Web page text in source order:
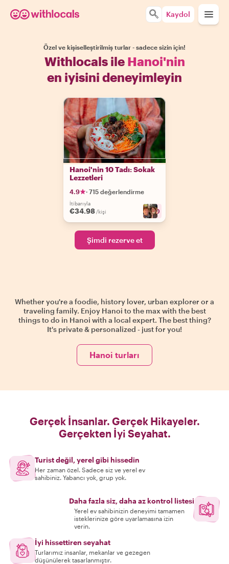
Kaydol
Özel ve kişiselleştirilmiş turlar - sadece sizin için!
Withlocals ile Hanoi'nin
en iyisini deneyimleyin
Hanoi'nin 10 Tadı: Sokak
Lezzetleri
4.9 · 715 değerlendirme
İtibarıyla
€34.98 /kişi +10
Şimdi rezerve et
Whether you're a foodie, history lover, urban explorer or a
traveling family. Enjoy Hanoi to the max with the best
things to do in Hanoi with a local expert. The best thing?
It's private & personalized - just for you!
Hanoi turları
Gerçek İnsanlar. Gerçek Hikayeler.
Gerçekten İyi Seyahat.
Turist değil, yerel gibi hissedin
Her zaman özel. Sadece siz ve yerel ev
sahibiniz. Yabancı yok, grup yok.
Daha fazla siz, daha az kontrol listesi
Yerel ev sahibinizin deneyimi tamamen
isteklerinize göre uyarlamasına izin
verin.
İyi hissettiren seyahat
Turlarımız insanlar, mekanlar ve gezegen
düşünülerek tasarlanmıştır.